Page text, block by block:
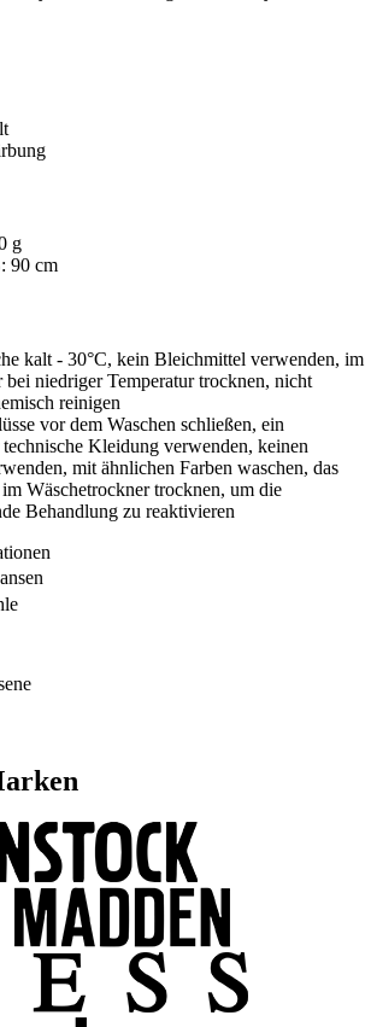
g
90 cm
kalt - 30°C, kein Bleichmittel verwenden, im
bei niedriger Temperatur trocknen, nicht
reinigen
vor dem Waschen schließen, ein
Kleidung verwenden, keinen
mit ähnlichen Farben waschen, das
Wäschetrockner trocknen, um die
Behandlung zu reaktivieren